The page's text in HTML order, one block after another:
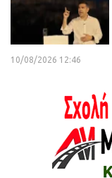
10/08/2026 12:46